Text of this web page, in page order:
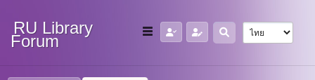
RU Library
Forum